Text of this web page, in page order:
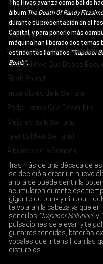
Entrevistas
Descubrimiento Semanal
Coberturas
Si Te Gusta... Te
Talento Mexa Que Debes
Flash Round
Imperdibles de la Semana
Poder Latino Que Descubrir
Mejores de la Semana
Talento Mexa Semanal
Álbumes de la Semana
The Hives avanza como bólido
álbum The Death Of Randy
durante su presentación en el
Capital, y para ponerle más
máquina han liberado dos temas
estridentes llamados “Trapdoor
Bomb”.
Tras más de una década de
se decidió a crear un nuevo
ahora se puede sentir la
acumularon durante ese
gigante de punk y nitro en
te volaran la cabeza ya que
sencillos “Trapdoor Solution” y
pulsaciones se elevan y te
guitarras tendidas, baterías
vocales que intensifican las
disturbios.